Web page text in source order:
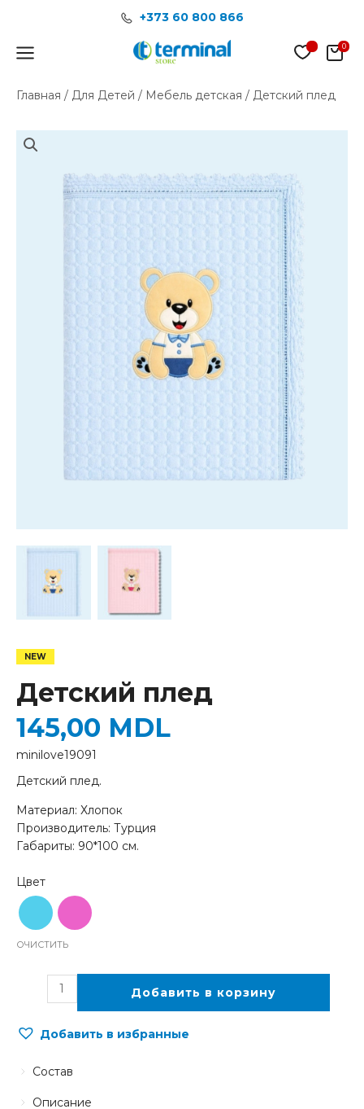
содержимому
+373 60 800 866
Main
Главная / Для Детей / Мебель детская / Детский плед
Детский плед
Детский плед.
Материал: Хлопок
Производитель: Турция
Габариты: 90*100 см.
145,00 MDL
ОЧИСТИТЬ
товара
Детский
Добавить в корзину
Добавить в избранные
minilove19091
Описание
Состав